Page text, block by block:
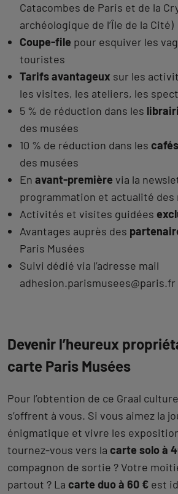
Catacombes de Paris et de la
archéologique de l’Île de la Cité)
Coupe-file pour esquiver les
touristes
Tarifs avantageux sur les
les visites, les ateliers, les
5 % de réduction dans les
des musées
10 % de réduction dans les
des musées
En avant-première via la
programmation et actualité des
Activités et visites guidées
Avantages auprès des
Paris Musées
Suivi dédié via l’adresse mail
adhesion.parismusees@paris.fr
Devenir l’heureux
carte Paris Musées
Pour l’obtention de ce Graal
s’offrent à vous. Si vous aimez la
énigmatique et vivre les
tournez-vous vers la carte solo à
compagnon de sortie ? Votre
partout ? La carte duo à 60 € est